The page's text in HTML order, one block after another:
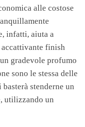
alle costose
infatti, aiuta a
finish
gradevole profumo
sono le stessa delle
stenderne un
utilizzando un